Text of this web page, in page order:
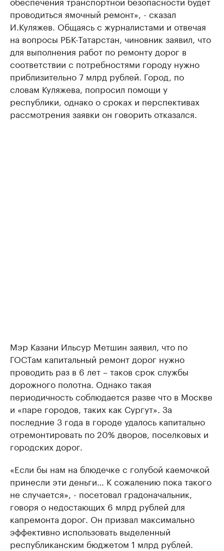
проводиться ямочный ремонт», - сказал
И.Куляжев. Общаясь с журналистами и отвечая
на вопросы РБК-Татарстан, чиновник заявил, что
для выполнения работ по ремонту дорог в
соответствии с потребностями городу нужно
приблизительно 7 млрд рублей. Город, по
словам Куляжева, попросил помощи у
республики, однако о сроках и перспективах
рассмотрения заявки он говорить отказался.
Мэр Казани Ильсур Метшин заявил, что по
ГОСТам капитальный ремонт дорог нужно
проводить раз в 6 лет – таков срок службы
дорожного полотна. Однако такая
периодичность соблюдается разве что в Москве
и «паре городов, таких как Сургут». За
последние 3 года в городе удалось капитально
отремонтировать по 20% дворов, поселковых и
городских дорог.
«Если бы нам на блюдечке с голубой каемочкой
принесли эти деньги… К сожалению пока такого
не случается», - посетовал градоначальник,
говоря о недостающих 6 млрд рублей для
капремонта дорог. Он призвал максимально
эффективно использовать выделенный
республиканским бюджетом 1 млрд рублей.